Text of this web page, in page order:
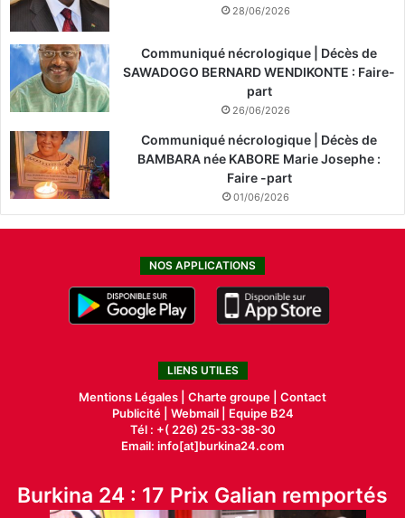
28/06/2026
Communiqué nécrologique | Décès de
SAWADOGO BERNARD WENDIKONTE : Faire-
part
26/06/2026
Communiqué nécrologique | Décès de
BAMBARA née KABORE Marie Josephe :
Faire -part
01/06/2026
NOS APPLICATIONS
LIENS UTILES
Mentions Légales | Charte groupe | Contact
Publicité| Webmail |
Equipe B24
Tél : +( 226) 25-33-38-30
Email: info[at]burkina24.com
Burkina 24 : 17 Prix Galian remportés